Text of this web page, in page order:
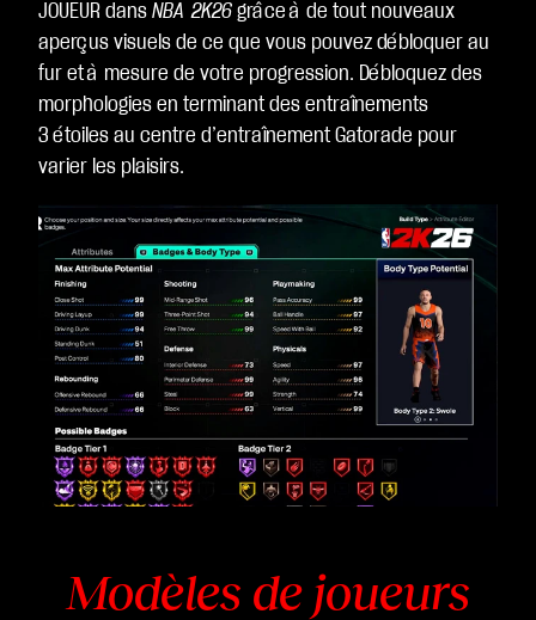
JOUEUR dans NBA 2K26 grâce à de tout nouveaux
aperçus visuels de ce que vous pouvez débloquer au
fur et à mesure de votre progression. Débloquez des
morphologies en terminant des entraînements
3 étoiles au centre d’entraînement Gatorade pour
varier les plaisirs.
Modèles de joueurs